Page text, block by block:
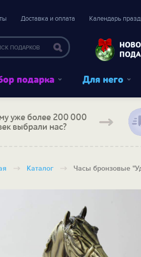
Доставка и оплата Календарь
подарка Для него
уже более 200 000
выбрали нас?
Каталог Часы бронзовые